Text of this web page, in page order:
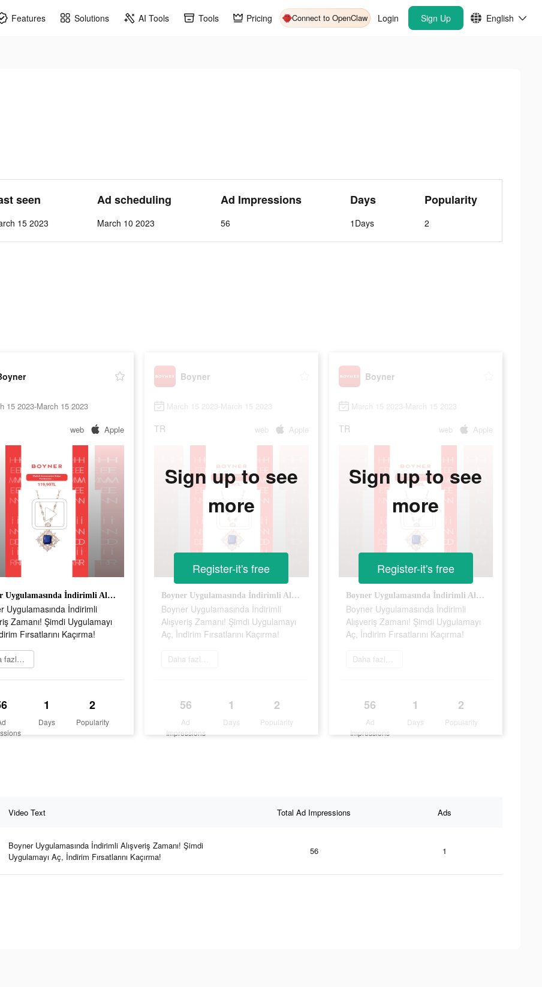
Features Solutions AI Tools Tools Pricing Connect to OpenClaw Login Sign Up English
seen
15 2023
Ad scheduling
March 10 2023
Ad Impressions
56
Days
1Days
Popularity
2
15 2023-March 15 2023
web Apple
Boyner Uygulamasında İndirimli Alışveriş Zamanı! Şimdi Uygulamayı Aç, İndirim Fırsatlarını Kaçırma!
Uygulamasında İndirimli
Zamanı! Şimdi Uygulamayı
Fırsatlarını Kaçırma!
Daha fazlasını öğrenin
1
Days
2
Popularity
Boyner
March 15 2023-March 15 2023
TR web Apple
Boyner Uygulamasında İndirimli Alışveriş Zamanı! Şimdi Uygulamayı Aç, İndirim Fırsatlarını Kaçırma!
Boyner Uygulamasında İndirimli
Alışveriş Zamanı! Şimdi Uygulamayı
Aç, İndirim Fırsatlarını Kaçırma!
Daha fazlasını öğrenin
56
Ad
Impressions
1
Days
2
Popularity
Sign up to see
more
Register-it's free
Boyner
March 15 2023-March 15 2023
TR web Apple
Boyner Uygulamasında İndirimli Alışveriş Zamanı! Şimdi Uygulamayı Aç, İndirim Fırsatlarını Kaçırma!
Boyner Uygulamasında İndirimli
Alışveriş Zamanı! Şimdi Uygulamayı
Aç, İndirim Fırsatlarını Kaçırma!
Daha fazlasını öğrenin
56
Ad
Impressions
1
Days
2
Popularity
Sign up to see
more
Register-it's free
Video Text Total Ad Impressions Ads
Boyner Uygulamasında İndirimli Alışveriş Zamanı! Şimdi
Uygulamayı Aç, İndirim Fırsatlarını Kaçırma!
56 1